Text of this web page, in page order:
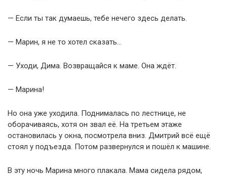
— Если ты так думаешь, тебе нечего здесь делать.
— Марин, я не то хотел сказать…
— Уходи, Дима. Возвращайся к маме. Она ждёт.
— Марина!
Но она уже уходила. Поднималась по лестнице, не
оборачиваясь, хотя он звал её. На третьем этаже
остановилась у окна, посмотрела вниз. Дмитрий всё ещё
стоял у подъезда. Потом развернулся и пошёл к машине.
В эту ночь Марина много плакала. Мама сидела рядом,